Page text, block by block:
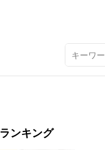
ランキング